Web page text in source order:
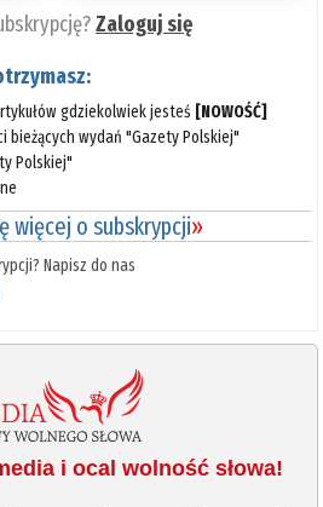
Zaloguj się
gdziekolwiek jesteś [NOWOŚĆ]
bieżących wydań "Gazety Polskiej"
Polskiej"
więcej o subskrypcji»
Napisz do nas
i ocal wolność słowa!